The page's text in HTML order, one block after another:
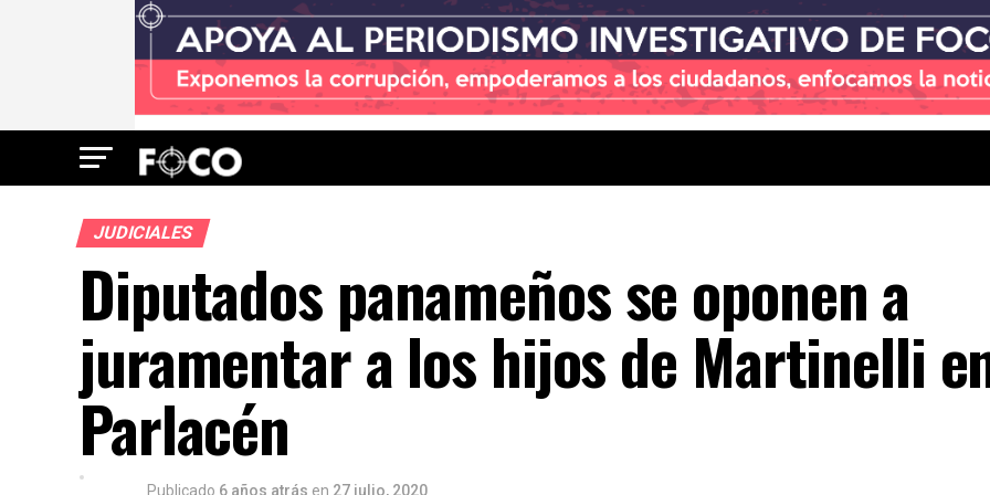
JUDICIALES
Diputados panameños se oponen a
juramentar a los hijos de Martinelli
Parlacén
Publicado 6 años atrás en 27 julio, 2020